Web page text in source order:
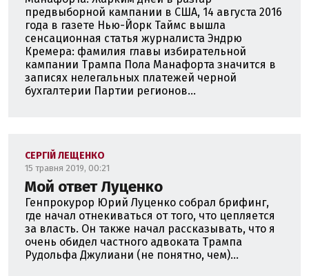
предвыборной кампании в США, 14 августа 2016
года в газете Нью-Йорк Таймс вышла
сенсационная статья журналиста Эндрю
Кремера: фамилия главы избирательной
кампании Трампа Пола Манафорта значится в
записях нелегальных платежей черной
бухгалтерии Партии регионов...
СЕРГІЙ ЛЕЩЕНКО
15 травня 2019, 00:21
Мой ответ Луценко
Генпрокурор Юрий Луценко собрал брифинг,
где начал отнекиваться от того, что цепляется
за власть. Он также начал рассказывать, что я
очень обидел частного адвоката Трампа
Рудольфа Джулиани (не понятно, чем)...